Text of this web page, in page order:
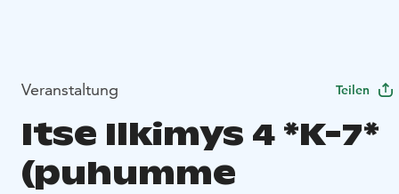
Veranstaltung Teilen
Itse Ilkimys 4 *K-7*
(puhumme